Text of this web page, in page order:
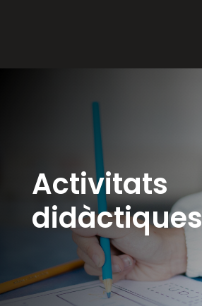
Activitats
didàctiques